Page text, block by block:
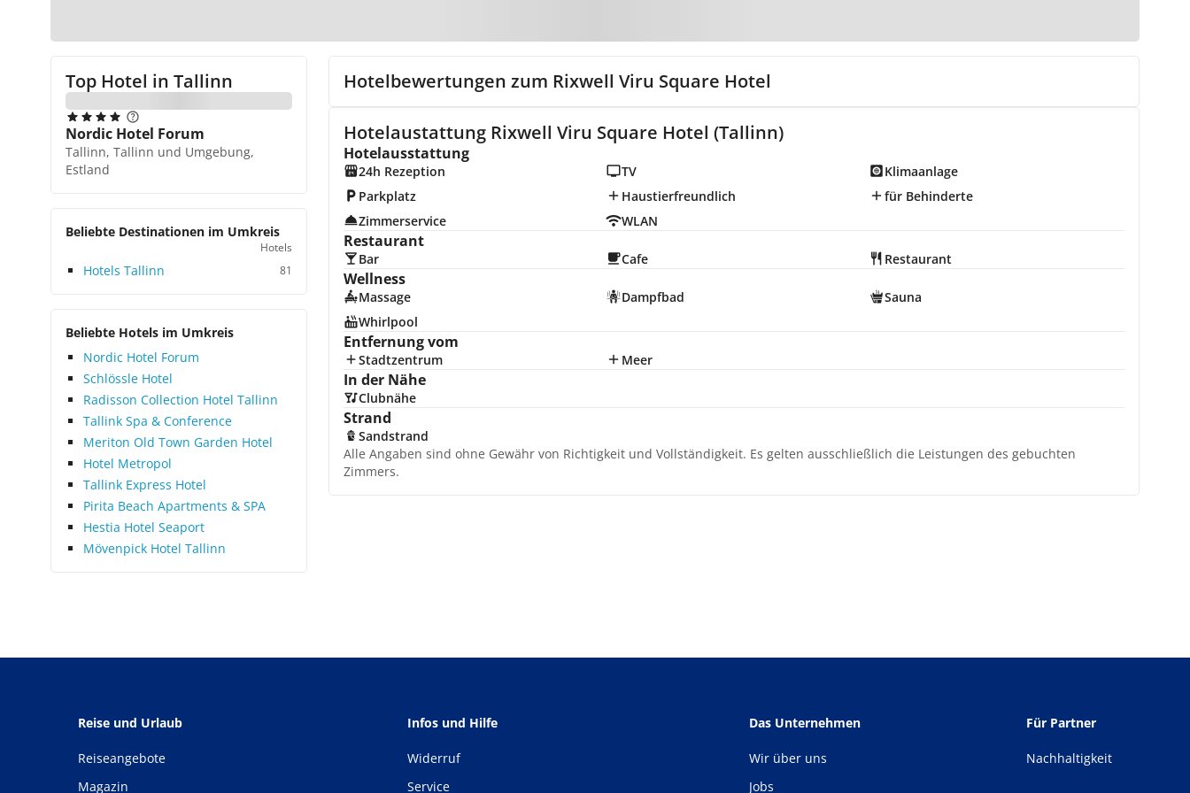
Top Hotel in Tallinn
Nordic Hotel Forum
Tallinn, Tallinn und Umgebung,
Estland
Beliebte Destinationen im Umkreis
Hotels
Hotels Tallinn 81
Beliebte Hotels im Umkreis
Nordic Hotel Forum
Schlössle Hotel
Radisson Collection Hotel Tallinn
Tallink Spa & Conference
Meriton Old Town Garden Hotel
Hotel Metropol
Tallink Express Hotel
Pirita Beach Apartments & SPA
Hestia Hotel Seaport
Mövenpick Hotel Tallinn
Hotelbewertungen zum Rixwell Viru Square Hotel
Hotelaustattung Rixwell Viru Square Hotel (Tallinn)
Hotelausstattung
24h Rezeption TV
Klimaanlage
Parkplatz
Haustierfreundlich
für Behinderte
Zimmerservice
WLAN
Restaurant
Bar Cafe Restaurant
Wellness
Massage Dampfbad
Sauna
Whirlpool
Entfernung vom
Stadtzentrum Meer
In der Nähe
Clubnähe
Strand
Sandstrand
Alle Angaben sind ohne Gewähr von Richtigkeit und Vollständigkeit. Es gelten ausschließlich die Leistungen des gebuchten
Zimmers.
Reise und Urlaub
Reiseangebote
Magazin
Infos und Hilfe
Widerruf
Service
Das Unternehmen
Wir über uns
Jobs
Für Partner
Nachhaltigkeit